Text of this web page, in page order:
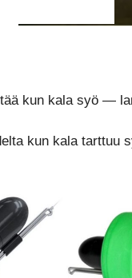
kun kala syö —
kun kala tarttuu